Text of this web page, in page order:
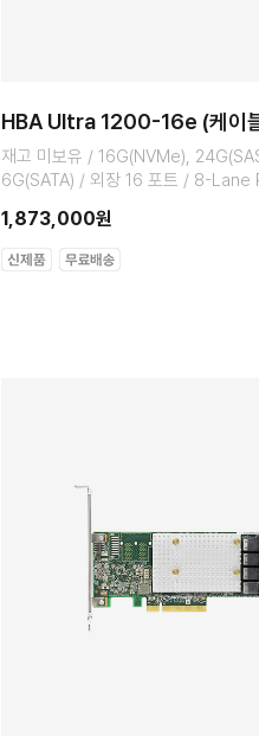
HBA Ultra 1200-16e (케이
재고 미보유 / 16G(NVMe),
6G(SATA) / 외장 16 포트 / 8-
1,873,000원